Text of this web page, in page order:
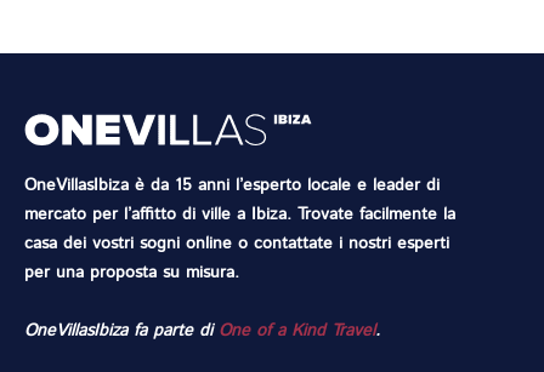
OneVillasIbiza è da 15 anni l’esperto locale e leader di
mercato per l’affitto di ville a Ibiza. Trovate facilmente la
casa dei vostri sogni online o contattate i nostri esperti
per una proposta su misura.
OneVillasIbiza fa parte di One of a Kind Travel.